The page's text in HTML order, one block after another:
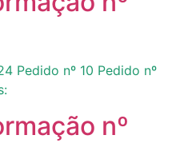
Pedido nº 10 Pedido nº
nº